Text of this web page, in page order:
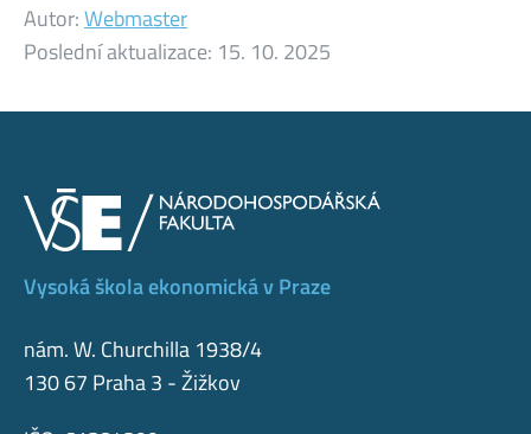
Autor:Webmaster
Poslední aktualizace: 15. 10. 2025
Vysoká škola ekonomická v Praze
nám. W. Churchilla 1938/4
130 67 Praha 3 - Žižkov